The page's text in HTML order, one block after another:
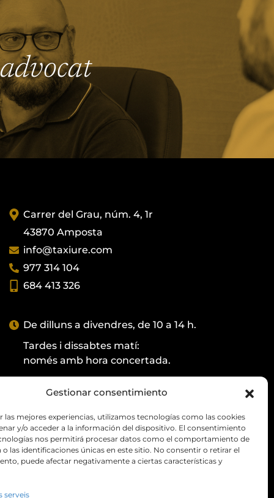
Gestionar consentimiento
las mejores experiencias, utilizamos tecnologías como las cookies
y/o acceder a la información del dispositivo. El consentimiento
nos permitirá procesar datos como el comportamiento de
o las identificaciones únicas en este sitio. No consentir o retirar el
puede afectar negativamente a ciertas características y
serveis
Carrer del Grau, núm. 4, 1r
43870 Amposta
info@taxiure.com
977 314 104
684 413 326
De dilluns a divendres, de 10 a 14 h.
Tardes i dissabtes matí:
només amb hora concertada.
beneficiaria del Fondo Europeo de Desarrollo
el uso y calidad de las tecnologías de la
y el acceso a la mismas, gracias al que
dentro del programa de